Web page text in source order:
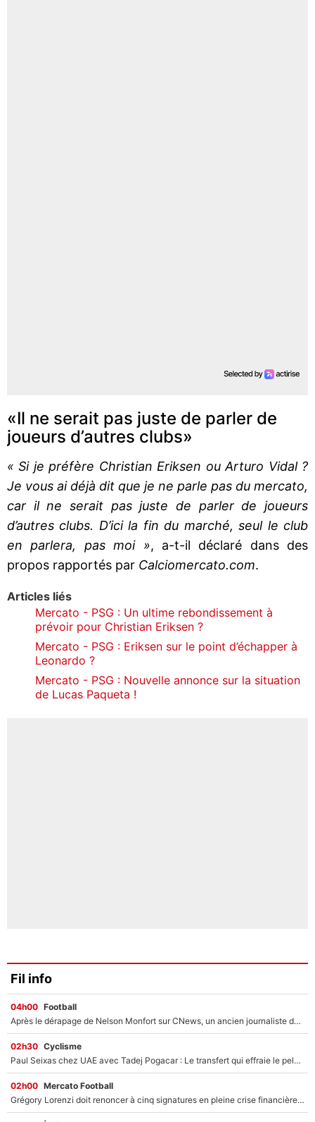
«Il ne serait pas juste de parler de
joueurs d’autres clubs»
« Si je préfère Christian Eriksen ou Arturo Vidal ?
Je vous ai déjà dit que je ne parle pas du mercato,
car il ne serait pas juste de parler de joueurs
d’autres clubs. D’ici la fin du marché, seul le club
en parlera, pas moi », a-t-il déclaré dans des
propos rapportés par Calciomercato.com.
Articles liés
Mercato - PSG : Un ultime rebondissement à
prévoir pour Christian Eriksen ?
Mercato - PSG : Eriksen sur le point d’échapper à
Leonardo ?
Mercato - PSG : Nouvelle annonce sur la situation
de Lucas Paqueta !
Fil info
04h00 Football
Après le dérapage de Nelson Monfort sur CNews, un ancien journaliste de France Télévisions relance la polémique sur les incendies en Gironde
02h30 Cyclisme
Paul Seixas chez UAE avec Tadej Pogacar : Le transfert qui effraie le peloton, «c’est la pire des choses qui puisse arriver»
02h00 Mercato Football
Grégory Lorenzi doit renoncer à cinq signatures en pleine crise financière : L’IA propose sept noms à l’OM pour un mercato réussi... à seulement 5M€ !